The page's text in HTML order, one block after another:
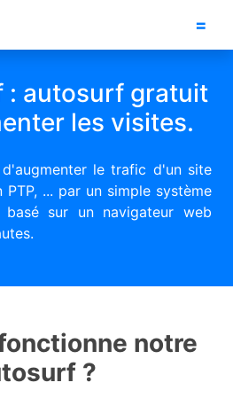
=
: autosurf gratuit
les visites.
le trafic d'un site
... par un simple système
sur un navigateur web
notre
?